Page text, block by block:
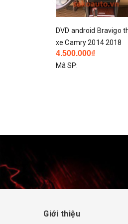
Màn hình DVD Android
Bravigo Altis
Liên hệ
Mã SP:
Giới thiệu